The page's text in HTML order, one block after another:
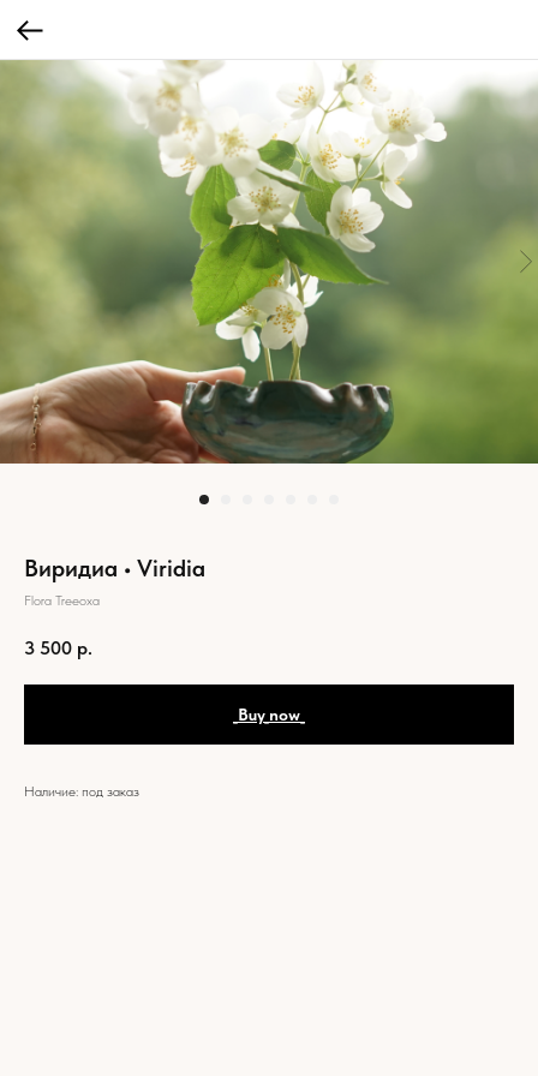
Виридиа • Viridia
Flora Treeoxa
3 500 р.
_Buy_now_
Наличие: под заказ